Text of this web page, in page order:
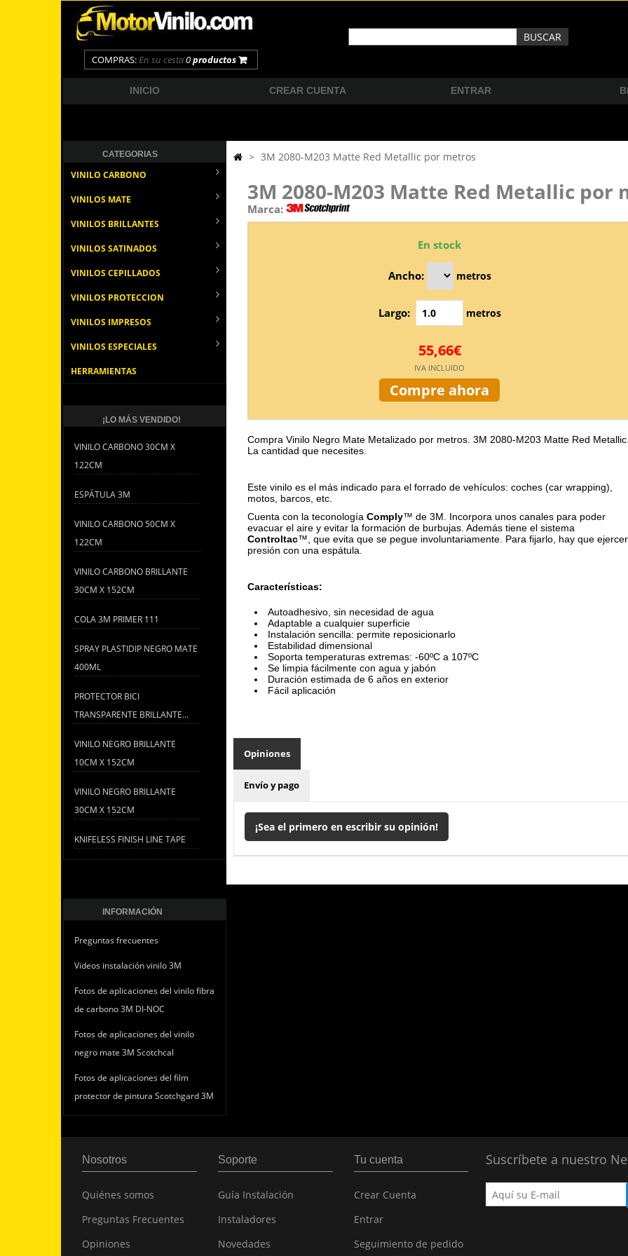
COMPRAS:En su cesta0productos
INICIO CREAR CUENTA ENTRAR
CATEGORIAS
VINILO CARBONO
VINILOS MATE
VINILOS BRILLANTES
VINILOS SATINADOS
VINILOS CEPILLADOS
VINILOS PROTECCION
VINILOS IMPRESOS
VINILOS ESPECIALES
HERRAMIENTAS
¡LO MÁS VENDIDO!
VINILO CARBONO 30CM X
122CM
ESPÁTULA 3M
VINILO CARBONO 50CM X
122CM
VINILO CARBONO BRILLANTE
30CM X 152CM
COLA 3M PRIMER 111
SPRAY PLASTIDIP NEGRO MATE
400ML
PROTECTOR BICI
TRANSPARENTE BRILLANTE...
VINILO NEGRO BRILLANTE
10CM X 152CM
VINILO NEGRO BRILLANTE
30CM X 152CM
KNIFELESS FINISH LINE TAPE
INFORMACIÓN
Preguntas frecuentes
Videos instalación vinilo 3M
Fotos de aplicaciones del vinilo fibra
de carbono 3M DI-NOC
Fotos de aplicaciones del vinilo
negro mate 3M Scotchcal
Fotos de aplicaciones del film
protector de pintura Scotchgard 3M
> 3M 2080-M203 Matte Red Metallic por metros
3M 2080-M203 Matte Red Metallic por
Marca:
En stock
Ancho: metros
Largo: metros
55,66€
IVA INCLUIDO
Compre ahora
Compra Vinilo Negro Mate Metalizado por metros. 3M 2080-M203 Matte Red
La cantidad que necesites.
Este vinilo es el más indicado para el forrado de vehículos: coches (car wrapping),
motos, barcos, etc.
Cuenta con la teconología Comply™ de 3M. Incorpora unos canales para poder
evacuar el aire y evitar la formación de burbujas. Además tiene el sistema
Controltac™, que evita que se pegue involuntariamente. Para fijarlo, hay que ejercer
presión con una espátula.
Características:
Autoadhesivo, sin necesidad de agua
Adaptable a cualquier superficie
Instalación sencilla: permite reposicionarlo
Estabilidad dimensional
Soporta temperaturas extremas: -60ºC a 107ºC
Se limpia fácilmente con agua y jabón
Duración estimada de 6 años en exterior
Fácil aplicación
Opiniones
Envío y pago
¡Sea el primero en escribir su opinión!
Nosotros
Quiénes somos
Preguntas Frecuentes
Opiniones
Soporte
Guía Instalación
Instaladores
Novedades
Tu cuenta
Crear Cuenta
Entrar
Seguimiento de pedido
Suscríbete a nuestro